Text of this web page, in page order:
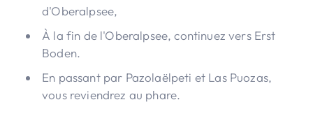
d'Oberalpsee,
À la fin de l'Oberalpsee, continuez vers Erst
Boden.
En passant par Pazolaëlpeti et Las Puozas,
vous reviendrez au phare.